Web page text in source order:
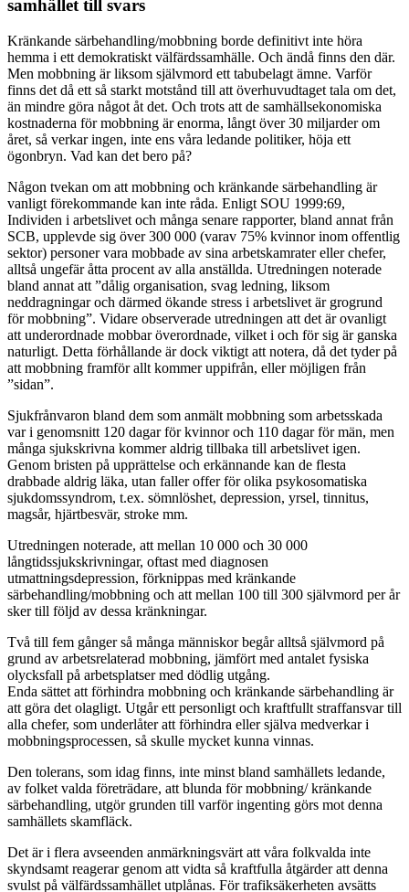
samhället till svars
Kränkande särbehandling/mobbning borde definitivt inte höra
hemma i ett demokratiskt välfärdssamhälle. Och ändå finns den där.
Men mobbning är liksom självmord ett tabubelagt ämne. Varför
finns det då ett så starkt motstånd till att överhuvudtaget tala om det,
än mindre göra något åt det. Och trots att de samhällsekonomiska
kostnaderna för mobbning är enorma, långt över 30 miljarder om
året, så verkar ingen, inte ens våra ledande politiker, höja ett
ögonbryn. Vad kan det bero på?
Någon tvekan om att mobbning och kränkande särbehandling är
vanligt förekommande kan inte råda. Enligt SOU 1999:69,
Individen i arbetslivet och många senare rapporter, bland annat från
SCB, upplevde sig över 300 000 (varav 75% kvinnor inom offentlig
sektor) personer vara mobbade av sina arbetskamrater eller chefer,
alltså ungefär åtta procent av alla anställda. Utredningen noterade
bland annat att ”dålig organisation, svag ledning, liksom
neddragningar och därmed ökande stress i arbetslivet är grogrund
för mobbning”. Vidare observerade utredningen att det är ovanligt
att underordnade mobbar överordnade, vilket i och för sig är ganska
naturligt. Detta förhållande är dock viktigt att notera, då det tyder på
att mobbning framför allt kommer uppifrån, eller möjligen från
”sidan”.
Sjukfrånvaron bland dem som anmält mobbning som arbetsskada
var i genomsnitt 120 dagar för kvinnor och 110 dagar för män, men
många sjukskrivna kommer aldrig tillbaka till arbetslivet igen.
Genom bristen på upprättelse och erkännande kan de flesta
drabbade aldrig läka, utan faller offer för olika psykosomatiska
sjukdomssyndrom, t.ex. sömnlöshet, depression, yrsel, tinnitus,
magsår, hjärtbesvär, stroke mm.
Utredningen noterade, att mellan 10 000 och 30 000
långtidssjukskrivningar, oftast med diagnosen
utmattningsdepression, förknippas med kränkande
särbehandling/mobbning och att mellan 100 till 300 självmord per år
sker till följd av dessa kränkningar.
Två till fem gånger så många människor begår alltså självmord på
grund av arbetsrelaterad mobbning, jämfört med antalet fysiska
olycksfall på arbetsplatser med dödlig utgång.
Enda sättet att förhindra mobbning och kränkande särbehandling är
att göra det olagligt. Utgår ett personligt och kraftfullt straffansvar till
alla chefer, som underlåter att förhindra eller själva medverkar i
mobbningsprocessen, så skulle mycket kunna vinnas.
Den tolerans, som idag finns, inte minst bland samhällets ledande,
av folket valda företrädare, att blunda för mobbning/ kränkande
särbehandling, utgör grunden till varför ingenting görs mot denna
samhällets skamfläck.
Det är i flera avseenden anmärkningsvärt att våra folkvalda inte
skyndsamt reagerar genom att vidta så kraftfulla åtgärder att denna
svulst på välfärdssamhället utplånas. För trafiksäkerheten avsätts